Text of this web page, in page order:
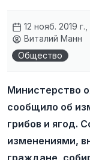
12 нояб. 2019 г.,
Виталий Манн
Общество
Министерство
сообщило об
грибов и ягод.
изменениями,
граждане,